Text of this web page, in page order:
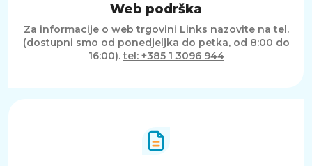
Web podrška
Za informacije o web trgovini Links nazovite na tel.
(dostupni smo od ponedjeljka do petka, od 8:00 do
16:00).tel: +385 1 3096 944